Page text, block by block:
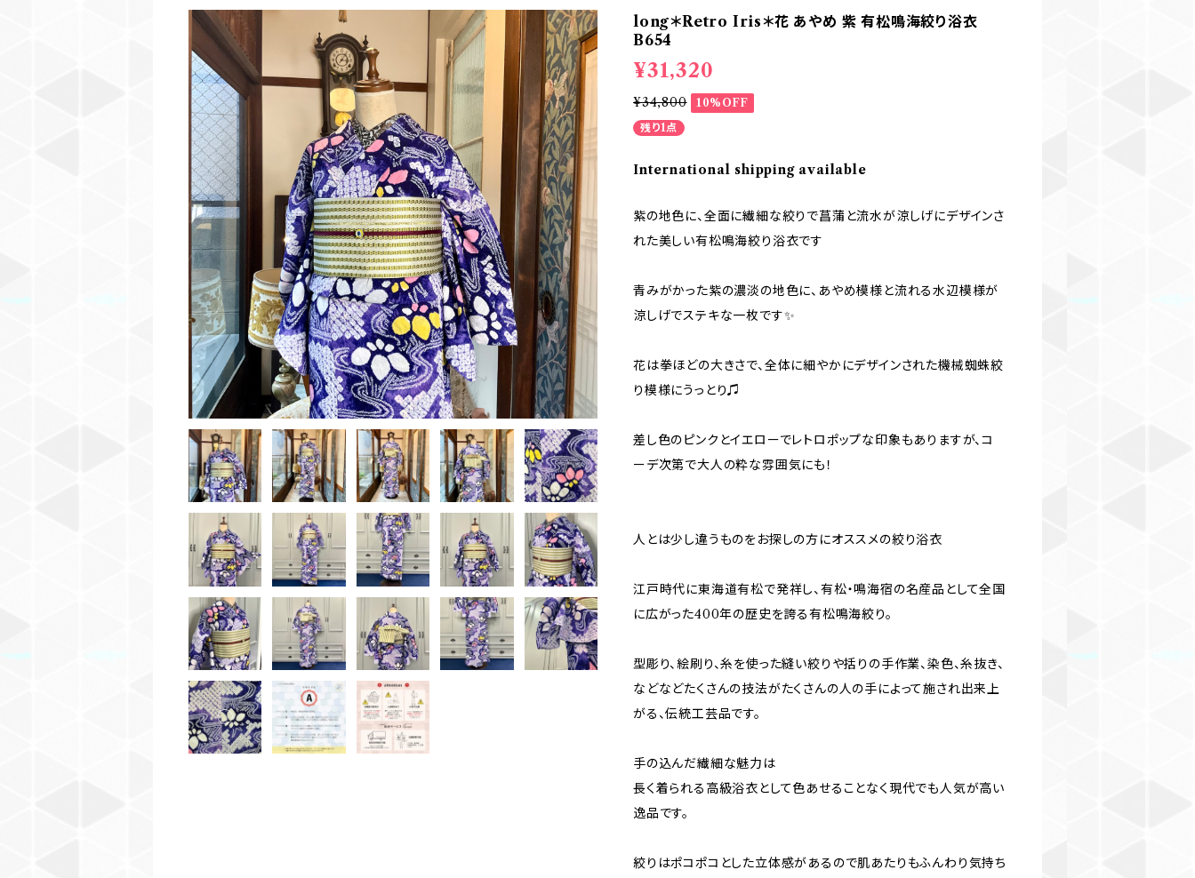
long＊Retro Iris＊花 あやめ 紫 有松鳴海絞り浴衣
B654
¥31,320
¥34,800
10%OFF
残り1点
International shipping available
紫の地色に、全面に繊細な絞りで菖蒲と流水が涼しげにデザインさ
れた美しい有松鳴海絞り浴衣です
青みがかった紫の濃淡の地色に、あやめ模様と流れる水辺模様が
涼しげでステキな一枚です✨
花は拳ほどの大きさで、全体に細やかにデザインされた機械蜘蛛絞
り模様にうっとり♫
差し色のピンクとイエローでレトロポップな印象もありますが、コ
ーデ次第で大人の粋な雰囲気にも！
人とは少し違うものをお探しの方にオススメの絞り浴衣
江戸時代に東海道有松で発祥し、有松・鳴海宿の名産品として全国
に広がった400年の歴史を誇る有松鳴海絞り。
型彫り、絵刷り、糸を使った縫い絞りや括りの手作業、染色、糸抜き、
などなどたくさんの技法がたくさんの人の手によって施され出来上
がる、伝統工芸品です。
手の込んだ繊細な魅力は
長く着られる高級浴衣として色あせることなく現代でも人気が高い
逸品です。
絞りはポコポコとした立体感があるので肌あたりもふんわり気持ち